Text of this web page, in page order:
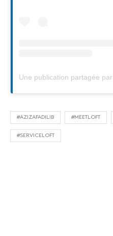
#AZIZAFADILIB #MEETLOFT
#SERVICELOFT